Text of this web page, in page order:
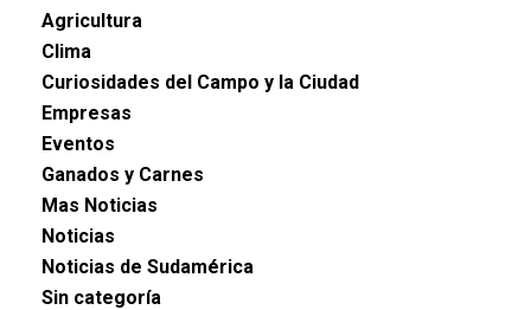
Agricultura
Clima
Curiosidades del Campo y la Ciudad
Empresas
Eventos
Ganados y Carnes
Mas Noticias
Noticias
Noticias de Sudamérica
Sin categoría